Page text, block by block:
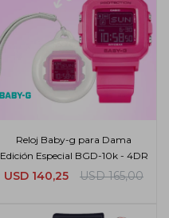
Reloj Baby-g para Dama
Edición Especial BGD-10k - 4DR
USD 140,25 USD 165,00